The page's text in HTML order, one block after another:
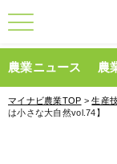
農業ニュース 農
マイナビ農業TOP >生産
は小さな大自然vol.74】